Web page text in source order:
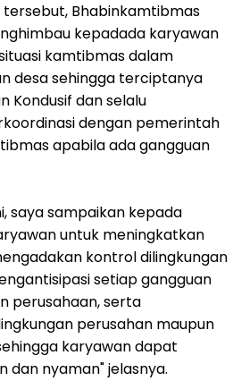
Bhabinkamtibmas
kepadada karyawan
kamtibmas dalam
desa sehingga terciptanya
Kondusif dan selalu
dengan pemerintah
apabila ada gangguan
saya sampaikan kepada
untuk meningkatkan
kontrol dilingkungan
setiap gangguan
perusahaan, serta
perusahan maupun
karyawan dapat
dan nyaman" jelasnya.